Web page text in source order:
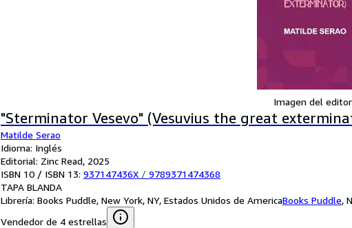
Imagen del editor
"Sterminator Vesevo" (Vesuvius the great
Matilde Serao
Idioma: Inglés
Editorial: Zinc Read, 2025
ISBN 10 / ISBN 13: 937147436X / 9789371474368
TAPA BLANDA
Librería: Books Puddle, New York, NY, Estados Unidos de AmericaBooks Puddle,
Vendedor de 4 estrellas